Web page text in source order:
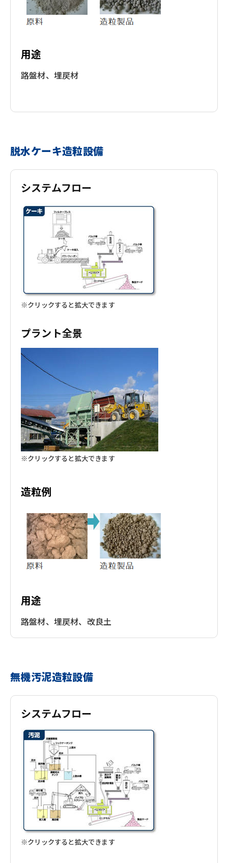
用途
路盤材、埋戻材
脱水ケーキ造粒設備
システムフロー
※クリックすると拡大できます
プラント全景
※クリックすると拡大できます
造粒例
用途
路盤材、埋戻材、改良土
無機汚泥造粒設備
システムフロー
※クリックすると拡大できます